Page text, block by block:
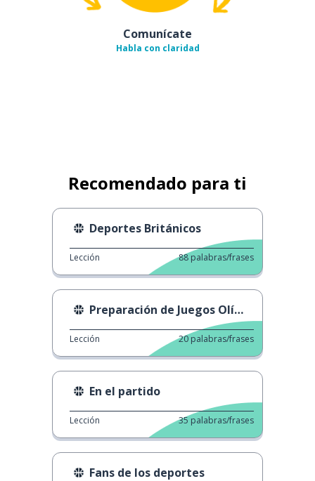
Comunícate
Habla con claridad
Recomendado para ti
Deportes Británicos
Lección 88 palabras/frases
Preparación de Juegos Olímpicos de París 2024
Lección 20 palabras/frases
En el partido
Lección 35 palabras/frases
Fans de los deportes